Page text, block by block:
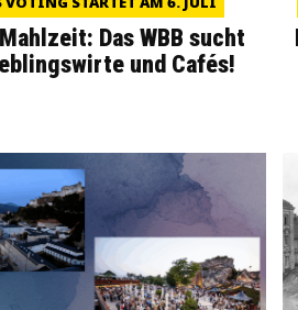
Das WBB sucht
und Cafés!